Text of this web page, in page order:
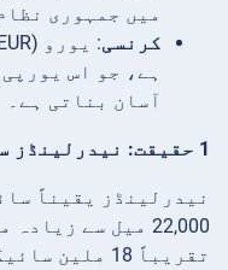
میں جمہوری
کرنسی
ہے، جو اس
آسان بناتی ہے۔
1 حقیقت: نیدرلینڈز سائیکل سواروں کا ملک ہے
نیدرلینڈز یقیناً
22,000 میل سے
تقریباً 18